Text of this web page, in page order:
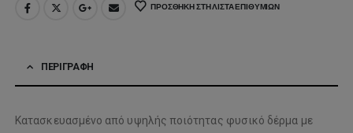
ΠΡΟΣΘΉΚΗ ΣΤΗ ΛΊΣΤΑ ΕΠΙΘΥΜΙΏΝ
ΠΕΡΙΓΡΑΦΉ
Κατασκευασμένο από υψηλής ποιότητας φυσικό δέρμα με